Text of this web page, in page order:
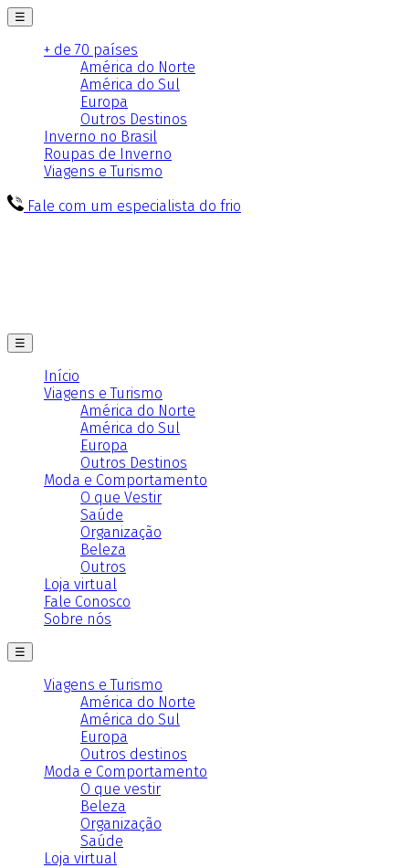
☰
+ de 70 países
América do Norte
América do Sul
Europa
Outros Destinos
Inverno no Brasil
Roupas de Inverno
Viagens e Turismo
Fale com um especialista do frio
☰
Início
Viagens e Turismo
América do Norte
América do Sul
Europa
Outros Destinos
Moda e Comportamento
O que Vestir
Saúde
Organização
Beleza
Outros
Loja virtual
Fale Conosco
Sobre nós
☰
Viagens e Turismo
América do Norte
América do Sul
Europa
Outros destinos
Moda e Comportamento
O que vestir
Beleza
Organização
Saúde
Loja virtual